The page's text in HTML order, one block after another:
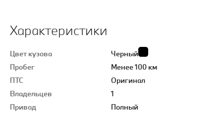
Характеристики
Цвет кузова
Черный
Пробег
Менее 100 км
ПТС
Оригинал
Владельцев
1
Привод
Полный